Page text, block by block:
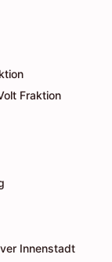
Fraktion
Innenstadt